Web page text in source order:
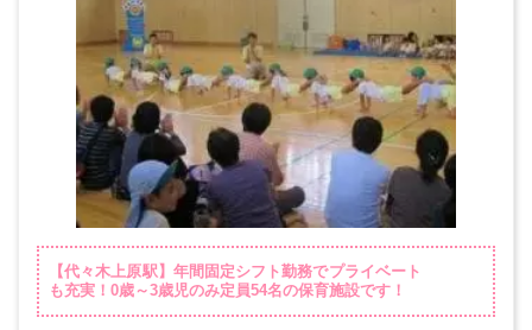
【代々木上原駅】年間固定シフト勤務でプライベート
も充実！0歳～3歳児のみ定員54名の保育施設です！